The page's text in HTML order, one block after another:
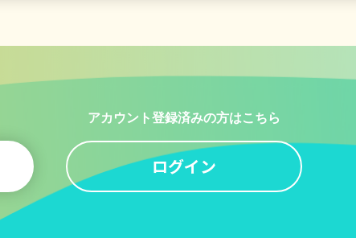
アカウント登録済みの方はこちら
ログイン